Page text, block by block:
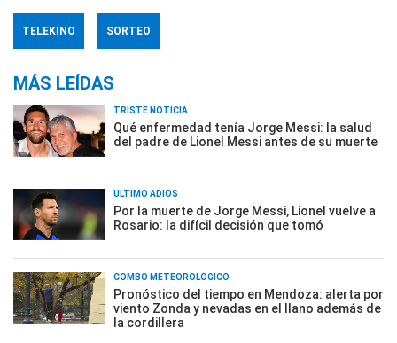
TELEKINO SORTEO
MÁS LEÍDAS
TRISTE NOTICIA
Qué enfermedad tenía Jorge Messi: la salud
del padre de Lionel Messi antes de su muerte
ÚLTIMO ADIÓS
Por la muerte de Jorge Messi, Lionel vuelve a
Rosario: la difícil decisión que tomó
COMBO METEOROLÓGICO
Pronóstico del tiempo en Mendoza: alerta por
viento Zonda y nevadas en el llano además de
la cordillera